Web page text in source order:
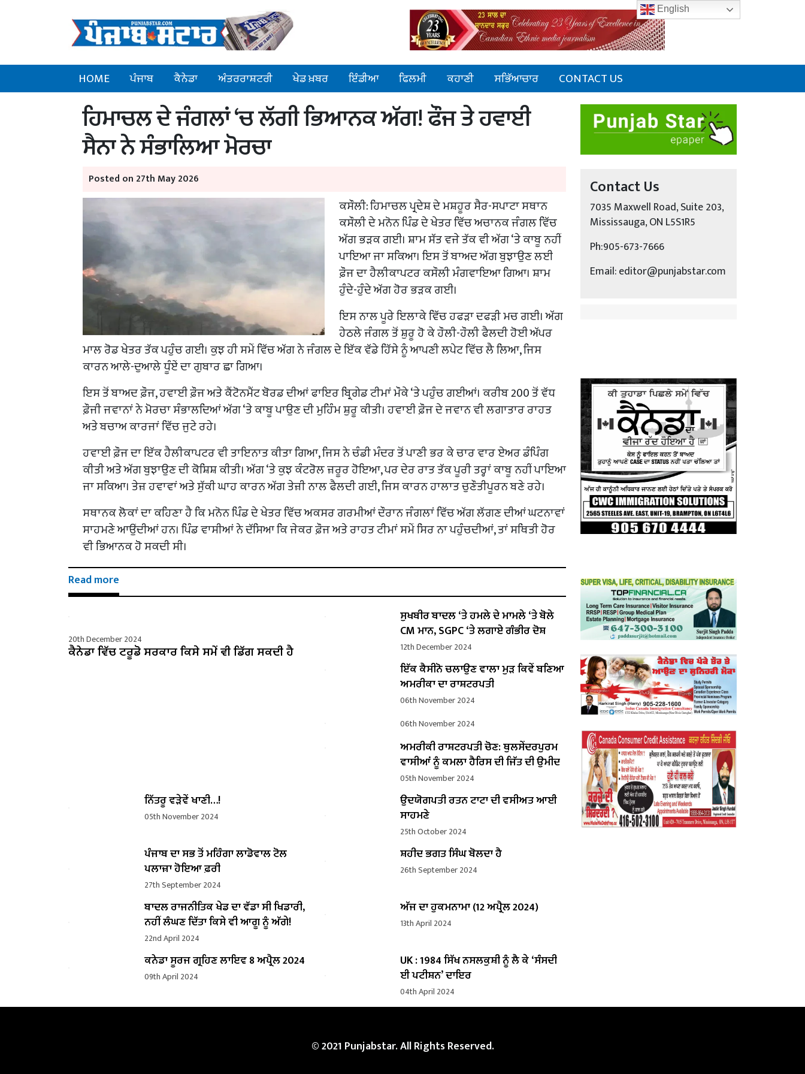
HOME ਪੰਜਾਬ ਕੈਨੇਡਾ ਅੰਤਰਰਾਸ਼ਟਰੀ ਖੇਡ ਖ਼ਬਰ ਇੰਡੀਆ ਫਿਲਮੀ ਕਹਾਣੀ ਸਭਿੱਆਚਾਰ CONTACT US
ਹਿਮਾਚਲ ਦੇ ਜੰਗਲਾਂ ‘ਚ ਲੱਗੀ ਭਿਆਨਕ ਅੱਗ! ਫੌਜ ਤੇ ਹਵਾਈ
ਸੈਨਾ ਨੇ ਸੰਭਾਲਿਆ ਮੋਰਚਾ
Posted on 27th May 2026
ਕਸੌਲੀ: ਹਿਮਾਚਲ ਪ੍ਰਦੇਸ਼ ਦੇ ਮਸ਼ਹੂਰ ਸੈਰ-ਸਪਾਟਾ ਸਥਾਨ
ਕਸੌਲੀ ਦੇ ਮਨੋਨ ਪਿੰਡ ਦੇ ਖੇਤਰ ਵਿੱਚ ਅਚਾਨਕ ਜੰਗਲ ਵਿੱਚ
ਅੱਗ ਭੜਕ ਗਈ। ਸ਼ਾਮ ਸੱਤ ਵਜੇ ਤੱਕ ਵੀ ਅੱਗ ‘ਤੇ ਕਾਬੂ ਨਹੀਂ
ਪਾਇਆ ਜਾ ਸਕਿਆ। ਇਸ ਤੋਂ ਬਾਅਦ ਅੱਗ ਬੁਝਾਉਣ ਲਈ
ਫ਼ੌਜ ਦਾ ਹੈਲੀਕਾਪਟਰ ਕਸੌਲੀ ਮੰਗਵਾਇਆ ਗਿਆ। ਸ਼ਾਮ
ਹੁੰਦੇ-ਹੁੰਦੇ ਅੱਗ ਹੋਰ ਭੜਕ ਗਈ।
ਇਸ ਨਾਲ ਪੂਰੇ ਇਲਾਕੇ ਵਿੱਚ ਹਫੜਾ ਦਫੜੀ ਮਚ ਗਈ। ਅੱਗ
ਹੇਠਲੇ ਜੰਗਲ ਤੋਂ ਸ਼ੁਰੂ ਹੋ ਕੇ ਹੌਲੀ-ਹੌਲੀ ਫੈਲਦੀ ਹੋਈ ਅੱਪਰ
ਮਾਲ ਰੋਡ ਖੇਤਰ ਤੱਕ ਪਹੁੰਚ ਗਈ। ਕੁਝ ਹੀ ਸਮੇਂ ਵਿੱਚ ਅੱਗ ਨੇ ਜੰਗਲ ਦੇ ਇੱਕ ਵੱਡੇ ਹਿੱਸੇ ਨੂੰ ਆਪਣੀ ਲਪੇਟ ਵਿੱਚ ਲੈ ਲਿਆ, ਜਿਸ
ਕਾਰਨ ਆਲੇ-ਦੁਆਲੇ ਧੂੰਏਂ ਦਾ ਗੁਬਾਰ ਛਾ ਗਿਆ।
ਇਸ ਤੋਂ ਬਾਅਦ ਫ਼ੌਜ, ਹਵਾਈ ਫ਼ੌਜ ਅਤੇ ਕੈਂਟੋਨਮੈਂਟ ਬੋਰਡ ਦੀਆਂ ਫਾਇਰ ਬ੍ਰਿਗੇਡ ਟੀਮਾਂ ਮੌਕੇ ‘ਤੇ ਪਹੁੰਚ ਗਈਆਂ। ਕਰੀਬ 200 ਤੋਂ ਵੱਧ
ਫ਼ੌਜੀ ਜਵਾਨਾਂ ਨੇ ਮੋਰਚਾ ਸੰਭਾਲਦਿਆਂ ਅੱਗ ‘ਤੇ ਕਾਬੂ ਪਾਉਣ ਦੀ ਮੁਹਿੰਮ ਸ਼ੁਰੂ ਕੀਤੀ। ਹਵਾਈ ਫ਼ੌਜ ਦੇ ਜਵਾਨ ਵੀ ਲਗਾਤਾਰ ਰਾਹਤ
ਅਤੇ ਬਚਾਅ ਕਾਰਜਾਂ ਵਿੱਚ ਜੁਟੇ ਰਹੇ।
ਹਵਾਈ ਫ਼ੌਜ ਦਾ ਇੱਕ ਹੈਲੀਕਾਪਟਰ ਵੀ ਤਾਇਨਾਤ ਕੀਤਾ ਗਿਆ, ਜਿਸ ਨੇ ਚੰਡੀ ਮੰਦਰ ਤੋਂ ਪਾਣੀ ਭਰ ਕੇ ਚਾਰ ਵਾਰ ਏਅਰ ਡੰਪਿੰਗ
ਕੀਤੀ ਅਤੇ ਅੱਗ ਬੁਝਾਉਣ ਦੀ ਕੋਸ਼ਿਸ਼ ਕੀਤੀ। ਅੱਗ ‘ਤੇ ਕੁਝ ਕੰਟਰੋਲ ਜ਼ਰੂਰ ਹੋਇਆ, ਪਰ ਦੇਰ ਰਾਤ ਤੱਕ ਪੂਰੀ ਤਰ੍ਹਾਂ ਕਾਬੂ ਨਹੀਂ ਪਾਇਆ
ਜਾ ਸਕਿਆ। ਤੇਜ਼ ਹਵਾਵਾਂ ਅਤੇ ਸੁੱਕੀ ਘਾਹ ਕਾਰਨ ਅੱਗ ਤੇਜ਼ੀ ਨਾਲ ਫੈਲਦੀ ਗਈ, ਜਿਸ ਕਾਰਨ ਹਾਲਾਤ ਚੁਣੌਤੀਪੂਰਨ ਬਣੇ ਰਹੇ।
ਸਥਾਨਕ ਲੋਕਾਂ ਦਾ ਕਹਿਣਾ ਹੈ ਕਿ ਮਨੋਨ ਪਿੰਡ ਦੇ ਖੇਤਰ ਵਿੱਚ ਅਕਸਰ ਗਰਮੀਆਂ ਦੌਰਾਨ ਜੰਗਲਾਂ ਵਿੱਚ ਅੱਗ ਲੱਗਣ ਦੀਆਂ ਘਟਨਾਵਾਂ
ਸਾਹਮਣੇ ਆਉਂਦੀਆਂ ਹਨ। ਪਿੰਡ ਵਾਸੀਆਂ ਨੇ ਦੱਸਿਆ ਕਿ ਜੇਕਰ ਫ਼ੌਜ ਅਤੇ ਰਾਹਤ ਟੀਮਾਂ ਸਮੇਂ ਸਿਰ ਨਾ ਪਹੁੰਚਦੀਆਂ, ਤਾਂ ਸਥਿਤੀ ਹੋਰ
ਵੀ ਭਿਆਨਕ ਹੋ ਸਕਦੀ ਸੀ।
Read more
20th December 2024
ਕੈਨੇਡਾ ਵਿੱਚ ਟਰੂਡੋ ਸਰਕਾਰ ਕਿਸੇ ਸਮੇਂ ਵੀ ਡਿੱਗ ਸਕਦੀ ਹੈ
ਸੁਖਬੀਰ ਬਾਦਲ ‘ਤੇ ਹਮਲੇ ਦੇ ਮਾਮਲੇ ‘ਤੇ ਬੋਲੇ ​​
CM ਮਾਨ, SGPC ‘ਤੇ ਲਗਾਏ ਗੰਭੀਰ ਦੋਸ਼
12th December 2024
ਇੱਕ ਕੈਸੀਨੋ ਚਲਾਉਣ ਵਾਲਾ ਮੁੜ ਕਿਵੇਂ ਬਣਿਆ
ਅਮਰੀਕਾ ਦਾ ਰਾਸ਼ਟਰਪਤੀ
06th November 2024
06th November 2024
ਅਮਰੀਕੀ ਰਾਸ਼ਟਰਪਤੀ ਚੋਣ: ਥੁਲਸੇਂਦਰਪੁਰਮ
ਵਾਸੀਆਂ ਨੂੰ ਕਮਲਾ ਹੈਰਿਸ ਦੀ ਜਿੱਤ ਦੀ ਉਮੀਦ
05th November 2024
ਨਿੱਤਰੂ ਵੜੇਵੇਂ ਖਾਣੀ…!
05th November 2024
ਉਦਯੋਗਪਤੀ ਰਤਨ ਟਾਟਾ ਦੀ ਵਸੀਅਤ ਆਈ
ਸਾਹਮਣੇ
25th October 2024
ਪੰਜਾਬ ਦਾ ਸਭ ਤੋਂ ਮਹਿੰਗਾ ਲਾਡੋਵਾਲ ਟੋਲ
ਪਲਾਜ਼ਾ ਹੋਇਆ ਫ਼ਰੀ
27th September 2024
ਸ਼ਹੀਦ ਭਗਤ ਸਿੰਘ ਬੋਲਦਾ ਹੈ
26th September 2024
ਬਾਦਲ ਰਾਜਨੀਤਿਕ ਖੇਡ ਦਾ ਵੱਡਾ ਸੀ ਖਿਡਾਰੀ,
ਨਹੀਂ ਲੰਘਣ ਦਿੱਤਾ ਕਿਸੇ ਵੀ ਆਗੂ ਨੂੰ ਅੱਗੇ!
22nd April 2024
ਅੱਜ ਦਾ ਹੁਕਮਨਾਮਾ (12 ਅਪ੍ਰੈਲ 2024)
13th April 2024
ਕਨੇਡਾ ਸੂਰਜ ਗ੍ਰਹਿਣ ਲਾਇਵ 8 ਅਪ੍ਰੈਲ 2024
09th April 2024
UK : 1984 ਸਿੱਖ ਨਸਲਕੁਸ਼ੀ ਨੂੰ ਲੈ ਕੇ ‘ਸੰਸਦੀ
ਈ ਪਟੀਸ਼ਨ’ ਦਾਇਰ
04th April 2024
Contact Us
7035 Maxwell Road, Suite 203,
Mississauga, ON L5S1R5
Ph:905-673-7666
Email: editor@punjabstar.com
© 2021 Punjabstar. All Rights Reserved.
English